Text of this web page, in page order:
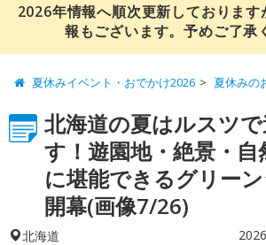
2026年情報へ順次更新しておりま
報もございます。予めご了承
夏休みイベント・おでかけ2026 夏休みの
北海道の夏はルスツで
す！遊園地・絶景・
に堪能できるグリー
開幕(画像7/26)
北海道